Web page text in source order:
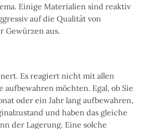
Einige Materialien sind reaktiv
auf die Qualität von
Gewürzen aus.
Es reagiert nicht mit allen
aufbewahren möchten. Egal, ob Sie
oder ein Jahr lang aufbewahren,
und haben das gleiche
der Lagerung. Eine solche